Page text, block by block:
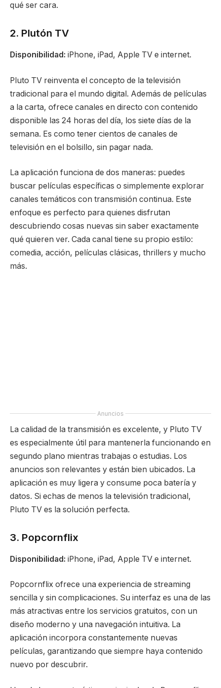
qué ser cara.
2. Plutón TV
Disponibilidad: iPhone, iPad, Apple TV e internet.
Pluto TV reinventa el concepto de la televisión
tradicional para el mundo digital. Además de películas
a la carta, ofrece canales en directo con contenido
disponible las 24 horas del día, los siete días de la
semana. Es como tener cientos de canales de
televisión en el bolsillo, sin pagar nada.
La aplicación funciona de dos maneras: puedes
buscar películas específicas o simplemente explorar
canales temáticos con transmisión continua. Este
enfoque es perfecto para quienes disfrutan
descubriendo cosas nuevas sin saber exactamente
qué quieren ver. Cada canal tiene su propio estilo:
comedia, acción, películas clásicas, thrillers y mucho
más.
Anuncios
La calidad de la transmisión es excelente, y Pluto TV
es especialmente útil para mantenerla funcionando en
segundo plano mientras trabajas o estudias. Los
anuncios son relevantes y están bien ubicados. La
aplicación es muy ligera y consume poca batería y
datos. Si echas de menos la televisión tradicional,
Pluto TV es la solución perfecta.
3. Popcornflix
Disponibilidad: iPhone, iPad, Apple TV e internet.
Popcornflix ofrece una experiencia de streaming
sencilla y sin complicaciones. Su interfaz es una de las
más atractivas entre los servicios gratuitos, con un
diseño moderno y una navegación intuitiva. La
aplicación incorpora constantemente nuevas
películas, garantizando que siempre haya contenido
nuevo por descubrir.